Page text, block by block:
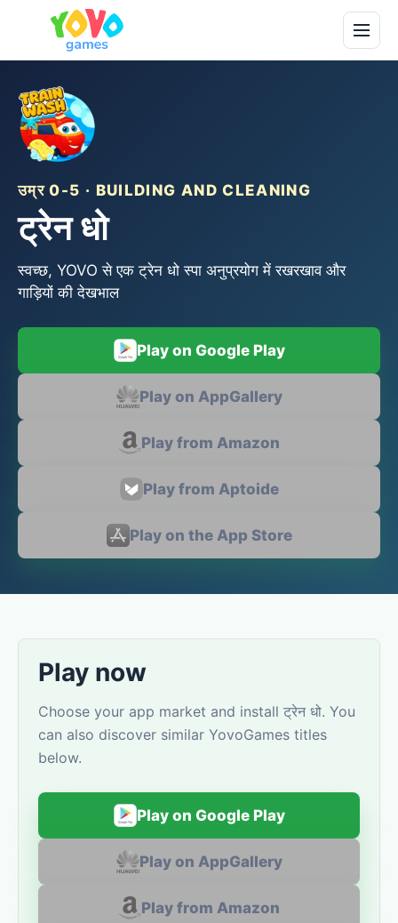
उम्र 0-5 · BUILDING AND CLEANING
ट्रेन धो
स्वच्छ, YOVO से एक ट्रेन धो स्पा अनुप्रयोग में रखरखाव और
गाड़ियों की देखभाल
Play on Google Play
Play on AppGallery
Play from Amazon
Play from Aptoide
Play on the App Store
Play now
Choose your app market and install ट्रेन धो. You
can also discover similar YovoGames titles
below.
Play on Google Play
Play on AppGallery
Play from Amazon